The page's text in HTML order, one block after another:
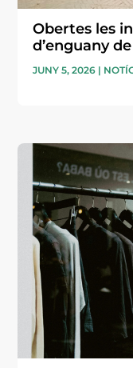
Obertes les
d’enguany
JUNY 5, 2026 |